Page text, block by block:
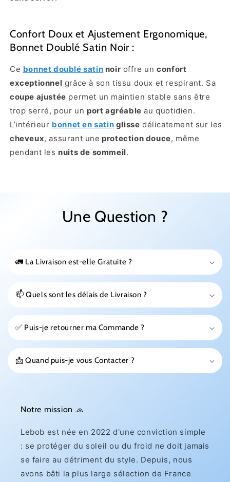
Confort Doux et Ajustement Ergonomique,
Bonnet Doublé Satin Noir :
Ce bonnet doublé satin noir offre unconfort
exceptionnel grâce à son tissu doux et respirant. Sa
coupe ajustée permet un maintien stable sans être
trop serré, pour un port agréable au quotidien.
L’intérieur bonnet en satin glisse délicatement sur les
cheveux, assurant une protection douce, même
pendant les nuits de sommeil.
Une Question ?
🚛 La Livraison est-elle Gratuite ?
📫 Quels sont les délais de Livraison ?
✅ Puis-je retourner ma Commande ?
📩 Quand puis-je vous Contacter ?
Notre mission 🧢
Lebob est née en 2022 d'une conviction simple
: se protéger du soleil ou du froid ne doit jamais
se faire au détriment du style. Depuis, nous
avons bâti la plus large sélection de France